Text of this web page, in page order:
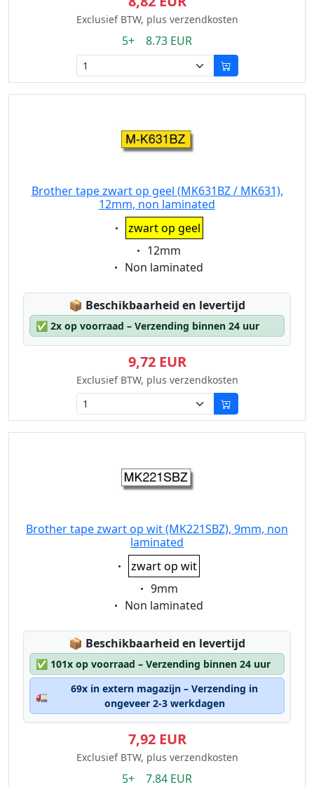
Exclusief BTW, plus verzendkosten
5+ 8.73 EUR
Brother tape zwart op geel (MK631BZ / MK631),
12mm, non laminated
Eigenschaft:
zwart op geel
Eigenschaft:
12mm
Eigenschaft:
Non laminated
📦 Lagerstatus:
Beschikbaarheid en levertijd
✅ 2x op voorraad – Verzending binnen 24 uur
9,72 EUR
Exclusief BTW, plus verzendkosten
Brother tape zwart op wit (MK221SBZ), 9mm, non
laminated
Eigenschaft:
zwart op wit
Eigenschaft:
9mm
Eigenschaft:
Non laminated
📦 Lagerstatus:
Beschikbaarheid en levertijd
✅ 101x op voorraad – Verzending binnen 24 uur
🚛
69x in extern magazijn – Verzending in
ongeveer 2-3 werkdagen
7,92 EUR
Exclusief BTW, plus verzendkosten
5+ 7.84 EUR